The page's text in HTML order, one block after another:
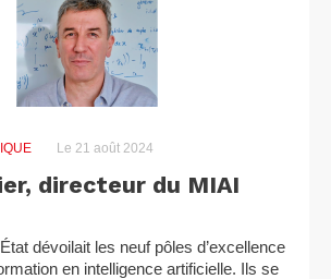
Le 21 août 2024
directeur du MIAI
dévoilait les neuf pôles d’excellence
en intelligence artificielle. Ils se